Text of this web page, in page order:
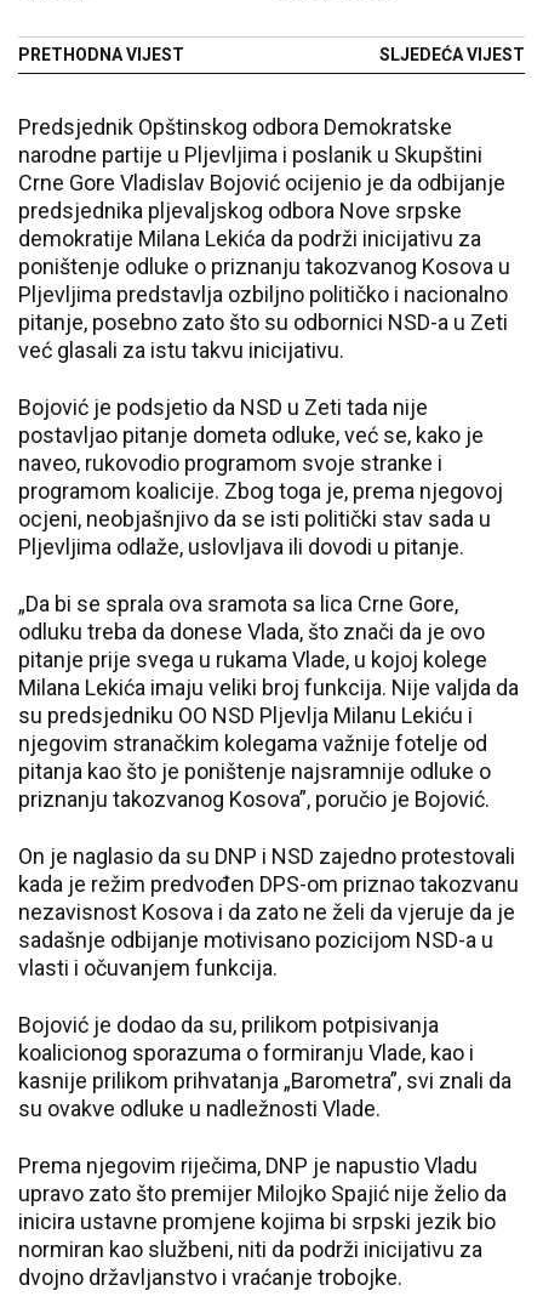
PRETHODNA VIJEST SLJEDEĆA VIJEST
Predsjednik Opštinskog odbora Demokratske
narodne partije u Pljevljima i poslanik u Skupštini
Crne Gore Vladislav Bojović ocijenio je da odbijanje
predsjednika pljevaljskog odbora Nove srpske
demokratije Milana Lekića da podrži inicijativu za
poništenje odluke o priznanju takozvanog Kosova u
Pljevljima predstavlja ozbiljno političko i nacionalno
pitanje, posebno zato što su odbornici NSD-a u Zeti
već glasali za istu takvu inicijativu.
Bojović je podsjetio da NSD u Zeti tada nije
postavljao pitanje dometa odluke, već se, kako je
naveo, rukovodio programom svoje stranke i
programom koalicije. Zbog toga je, prema njegovoj
ocjeni, neobjašnjivo da se isti politički stav sada u
Pljevljima odlaže, uslovljava ili dovodi u pitanje.
„Da bi se sprala ova sramota sa lica Crne Gore,
odluku treba da donese Vlada, što znači da je ovo
pitanje prije svega u rukama Vlade, u kojoj kolege
Milana Lekića imaju veliki broj funkcija. Nije valjda da
su predsjedniku OO NSD Pljevlja Milanu Lekiću i
njegovim stranačkim kolegama važnije fotelje od
pitanja kao što je poništenje najsramnije odluke o
priznanju takozvanog Kosova”, poručio je Bojović.
On je naglasio da su DNP i NSD zajedno protestovali
kada je režim predvođen DPS-om priznao takozvanu
nezavisnost Kosova i da zato ne želi da vjeruje da je
sadašnje odbijanje motivisano pozicijom NSD-a u
vlasti i očuvanjem funkcija.
Bojović je dodao da su, prilikom potpisivanja
koalicionog sporazuma o formiranju Vlade, kao i
kasnije prilikom prihvatanja „Barometra”, svi znali da
su ovakve odluke u nadležnosti Vlade.
Prema njegovim riječima, DNP je napustio Vladu
upravo zato što premijer Milojko Spajić nije želio da
inicira ustavne promjene kojima bi srpski jezik bio
normiran kao službeni, niti da podrži inicijativu za
dvojno državljanstvo i vraćanje trobojke.